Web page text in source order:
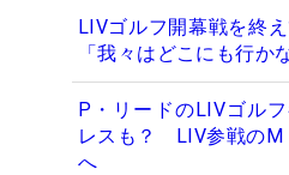
LIVゴルフ開幕戦を終
「我々はどこにも行か
P・リードのLIVゴル
レスも？ LIV参戦のM
へ